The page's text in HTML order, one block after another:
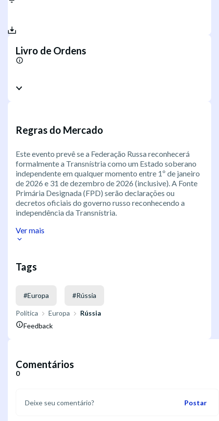
Livro de Ordens
Regras do Mercado
Este evento prevê se a Federação Russa reconhecerá
formalmente a Transnístria como um Estado soberano
independente em qualquer momento entre 1º de janeiro
de 2026 e 31 de dezembro de 2026 (inclusive). A Fonte
Primária Designada (FPD) serão declarações ou
decretos oficiais do governo russo reconhecendo a
independência da Transnístria.
Ver mais
Tags
#Europa #Rússia
Política Europa
Rússia
Feedback
Comentários
0
Postar